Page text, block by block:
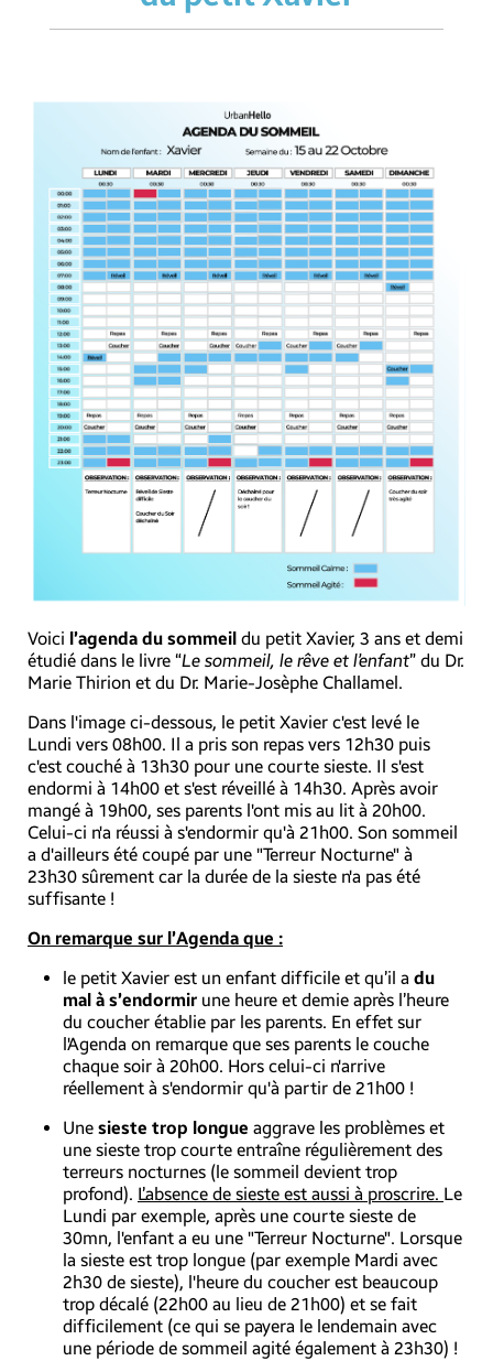
Voici l’agenda du sommeil du petit Xavier, 3 ans et demi
étudié dans le livre “Le sommeil, le rêve et l’enfant” du Dr.
Marie Thirion et du Dr. Marie-Josèphe Challamel.
Dans l'image ci-dessous, le petit Xavier c'est levé le
Lundi vers 08h00. Il a pris son repas vers 12h30 puis
c'est couché à 13h30 pour une courte sieste. Il s'est
endormi à 14h00 et s'est réveillé à 14h30. Après avoir
mangé à 19h00, ses parents l'ont mis au lit à 20h00.
Celui-ci n'a réussi à s'endormir qu'à 21h00. Son sommeil
a d'ailleurs été coupé par une "Terreur Nocturne" à
23h30 sûrement car la durée de la sieste n'a pas été
suffisante !
On remarque sur l’Agenda que :
le petit Xavier est un enfant difficile et qu’il a du
mal à s’endormir une heure et demie après l’heure
du coucher établie par les parents. En effet sur
l'Agenda on remarque que ses parents le couche
chaque soir à 20h00. Hors celui-ci n'arrive
réellement à s'endormir qu'à partir de 21h00 !
Une sieste trop longue aggrave les problèmes et
une sieste trop courte entraîne régulièrement des
terreurs nocturnes (le sommeil devient trop
profond). L’absence de sieste est aussi à proscrire. Le
Lundi par exemple, après une courte sieste de
30mn, l'enfant a eu une "Terreur Nocturne". Lorsque
la sieste est trop longue (par exemple Mardi avec
2h30 de sieste), l'heure du coucher est beaucoup
trop décalé (22h00 au lieu de 21h00) et se fait
difficilement (ce qui se payera le lendemain avec
une période de sommeil agité également à 23h30) !